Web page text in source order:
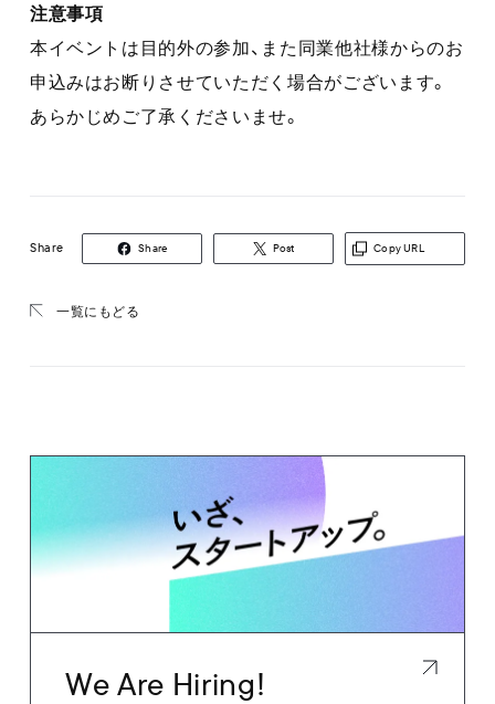
注意事項
本イベントは目的外の参加、また同業他社様からのお
申込みはお断りさせていただく場合がございます。
あらかじめご了承くださいませ。
一覧にもどる
Share Share Post Copy URL
We Are Hiring!